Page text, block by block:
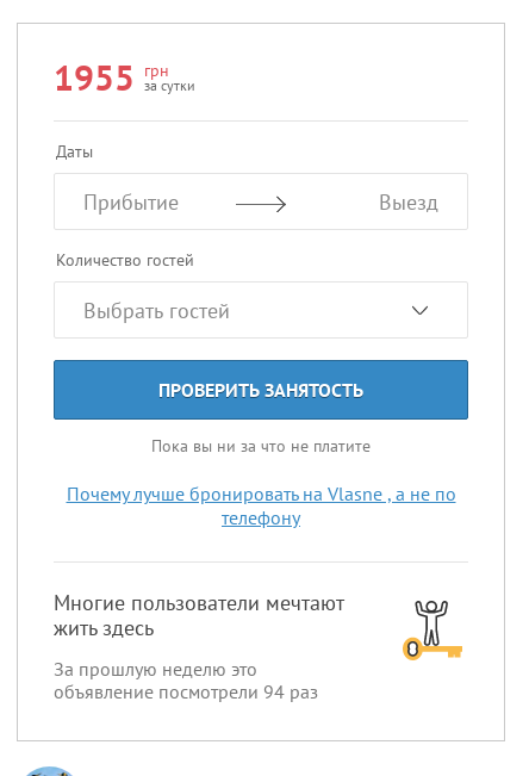
1955 грн
за сутки
Даты
Прибытие Выезд
Количество гостей
ПРОВЕРИТЬ ЗАНЯТОСТЬ
Пока вы ни за что не платите
Почему лучше бронировать на Vlasne , а не по
телефону
Многие пользователи мечтают
жить здесь
За прошлую неделю это
объявление посмотрели 94 раз